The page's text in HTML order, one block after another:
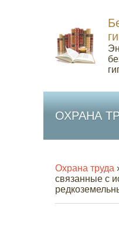
ОХРАНА
Охрана труда
связанные с